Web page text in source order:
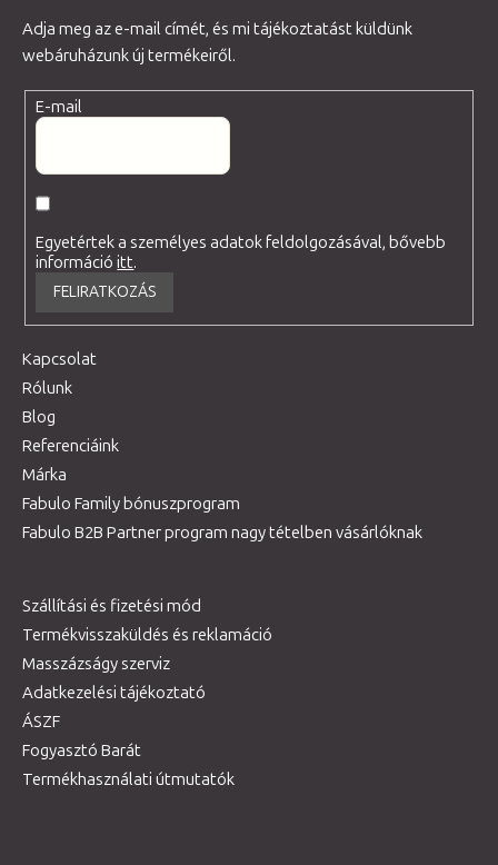
Adja meg az e-mail címét, és mi tájékoztatást küldünk
webáruházunk új termékeiről.
E-mail
Egyetértek a személyes adatok feldolgozásával, bővebb
információitt.
FELIRATKOZÁS
Kapcsolat
Rólunk
Blog
Referenciáink
Márka
Fabulo Family bónuszprogram
Fabulo B2B Partner program nagy tételben vásárlóknak
Szállítási és fizetési mód
Termékvisszaküldés és reklamáció
Masszázságy szerviz
Adatkezelési tájékoztató
ÁSZF
Fogyasztó Barát
Termékhasználati útmutatók